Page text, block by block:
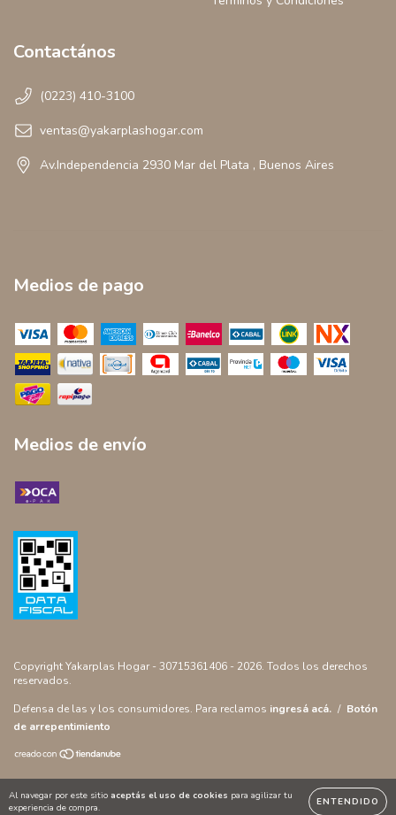
Al navegar por este sitio aceptás el uso de cookies para agilizar tu
experiencia de compra.
ENTENDIDO
Contactános
(0223) 410-3100
ventas@yakarplashogar.com
Av.Independencia 2930 Mar del Plata , Buenos Aires
Medios de pago
Medios de envío
Copyright Yakarplas Hogar - 30715361406 - 2026. Todos los derechos
reservados.
Defensa de las y los consumidores. Para reclamos ingresá acá. / Botón
de arrepentimiento